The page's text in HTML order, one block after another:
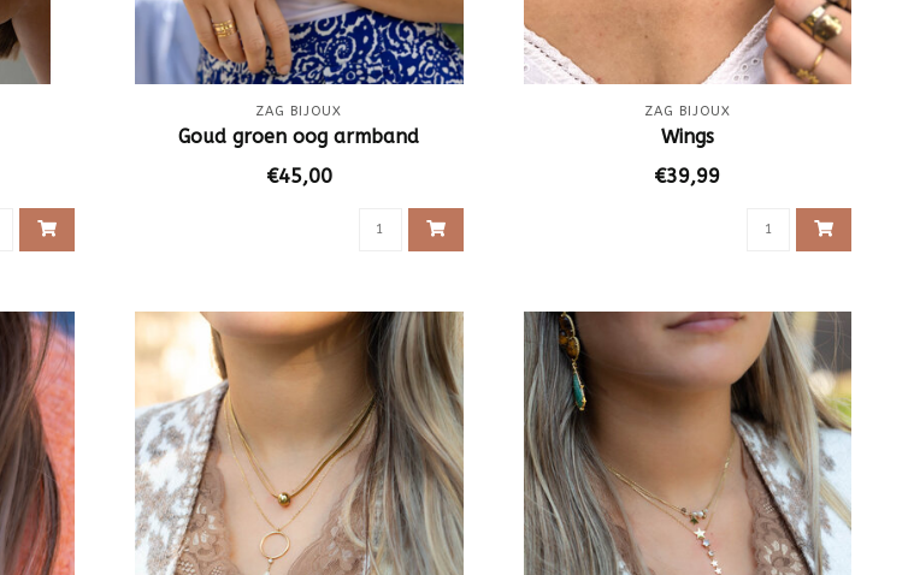
ZAG BIJOUX
Goud groen oog armband
€45,00
ZAG BIJOUX
Wings
€39,99